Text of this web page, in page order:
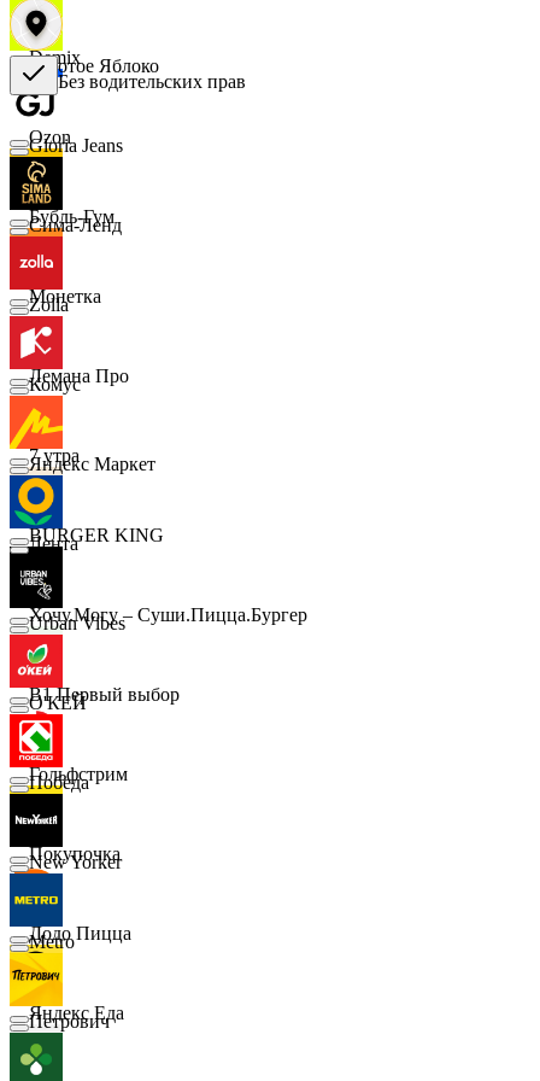
Demix
Ozon
Бубль-Гум
Монетка
Лемана Про
7 утра
BURGER KING
Хочу.Могу – Суши.Пицца.Бургер
B1 Первый выбор
Гольфстрим
Покупочка
Додо Пицца
Яндекс Еда
Золотое Яблоко
Gloria Jeans
Сима-Ленд
Zolla
Комус
Яндекс Маркет
Лента
Urban Vibes
О'КЕЙ
Победа
New Yorker
Metro
Петрович
Без водительских прав